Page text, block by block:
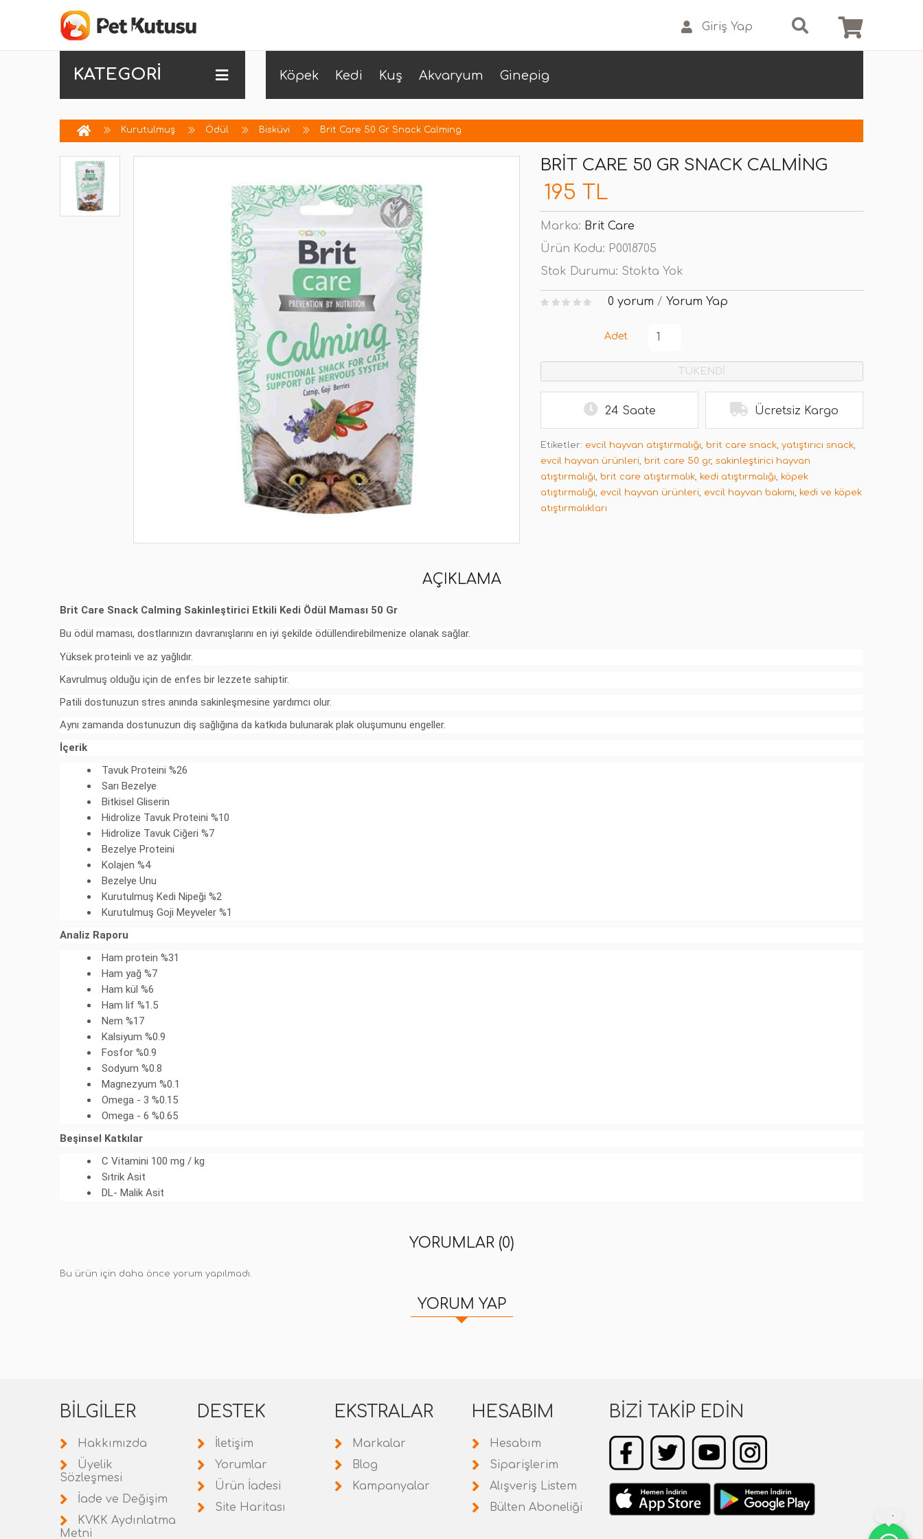
Giriş Yap
KATEGORİ Köpek Kedi Kuş Akvaryum Ginepig
Kurutulmuş Ödül Bisküvi Brit Care 50 Gr Snack Calming
BRIT CARE 50 GR SNACK CALMING
195 TL
Marka: Brit Care
Ürün Kodu: P0018705
Stok Durumu: Stokta Yok
0 yorum / Yorum Yap
Adet
TÜKENDİ
24 Saate Ücretsiz Kargo
Etiketler: evcil hayvan atıştırmalığı, brit care snack, yatıştırıcı snack,
evcil hayvan ürünleri, brit care 50 gr, sakinleştirici hayvan
atıştırmalığı, brit care atıştırmalık, kedi atıştırmalığı, köpek
atıştırmalığı, evcil hayvan ürünleri, evcil hayvan bakımı, kedi ve köpek
atıştırmalıkları
AÇIKLAMA
Brit Care Snack Calming Sakinleştirici Etkili Kedi Ödül Maması 50 Gr
Bu ödül maması, dostlarınızın davranışlarını en iyi şekilde ödüllendirebilmenize olanak sağlar.
Yüksek proteinli ve az yağlıdır.
Kavrulmuş olduğu için de enfes bir lezzete sahiptir.
Patili dostunuzun stres anında sakinleşmesine yardımcı olur.
Aynı zamanda dostunuzun diş sağlığına da katkıda bulunarak plak oluşumunu engeller.
İçerik
Tavuk Proteini %26
Sarı Bezelye
Bitkisel Gliserin
Hidrolize Tavuk Proteini %10
Hidrolize Tavuk Ciğeri %7
Bezelye Proteini
Kolajen %4
Bezelye Unu
Kurutulmuş Kedi Nipeği %2
Kurutulmuş Goji Meyveler %1
Analiz Raporu
Ham protein %31
Ham yağ %7
Ham kül %6
Ham lif %1.5
Nem %17
Kalsiyum %0.9
Fosfor %0.9
Sodyum %0.8
Magnezyum %0.1
Omega - 3 %0.15
Omega - 6 %0.65
Beşinsel Katkılar
C Vitamini 100 mg / kg
Sıtrik Asit
DL- Malik Asit
YORUMLAR (0)
Bu ürün için daha önce yorum yapılmadı.
YORUM YAP
BILGILER
Hakkımızda
Üyelik
Sözleşmesi
İade ve Değişim
KVKK Aydınlatma
Metni
DESTEK
İletişim
Yorumlar
Ürün İadesi
Site Haritası
EKSTRALAR
Markalar
Blog
Kampanyalar
HESABIM
Hesabım
Siparişlerim
Alışveriş Listem
Bülten Aboneliği
BIZI TAKIP EDIN